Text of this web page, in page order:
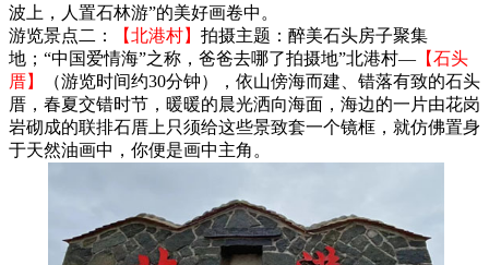
波上，人置石林游”的美好画卷中。
游览景点二：
【北港村】 拍摄主题：醉美石头房子聚集
地；“中国爱情海”之称，爸爸去哪了拍摄地”北港村— 【石头
厝】
（游览时间约30分钟），依山傍海而建、错落有致的石头
厝，春夏交错时节，暖暖的晨光洒向海面，海边的一片由花岗
岩砌成的联排石厝上只须给这些景致套一个镜框，就仿佛置身
于天然油画中，你便是画中主角。